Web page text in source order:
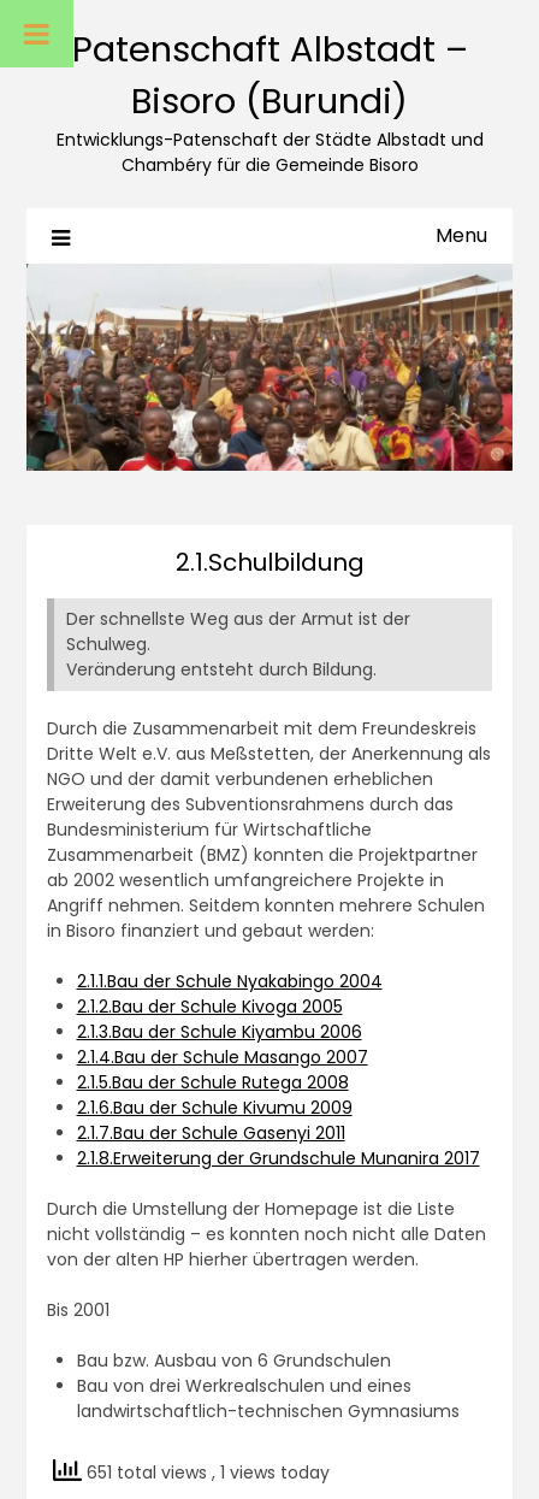
Patenschaft Albstadt –
Bisoro (Burundi)
Entwicklungs-Patenschaft der Städte Albstadt und
Chambéry für die Gemeinde Bisoro
Menu
2.1.Schulbildung
Der schnellste Weg aus der Armut ist der
Schulweg.
Veränderung entsteht durch Bildung.
Durch die Zusammenarbeit mit dem Freundeskreis
Dritte Welt e.V. aus Meßstetten, der Anerkennung als
NGO und der damit verbundenen erheblichen
Erweiterung des Subventionsrahmens durch das
Bundesministerium für Wirtschaftliche
Zusammenarbeit (BMZ) konnten die Projektpartner
ab 2002 wesentlich umfangreichere Projekte in
Angriff nehmen. Seitdem konnten mehrere Schulen
in Bisoro finanziert und gebaut werden:
2.1.1.Bau der Schule Nyakabingo 2004
2.1.2.Bau der Schule Kivoga 2005
2.1.3.Bau der Schule Kiyambu 2006
2.1.4.Bau der Schule Masango 2007
2.1.5.Bau der Schule Rutega 2008
2.1.6.Bau der Schule Kivumu 2009
2.1.7.Bau der Schule Gasenyi 2011
2.1.8.Erweiterung der Grundschule Munanira 2017
Durch die Umstellung der Homepage ist die Liste
nicht vollständig – es konnten noch nicht alle Daten
von der alten HP hierher übertragen werden.
Bis 2001
Bau bzw. Ausbau von 6 Grundschulen
Bau von drei Werkrealschulen und eines
landwirtschaftlich-technischen Gymnasiums
651 total views , 1 views today